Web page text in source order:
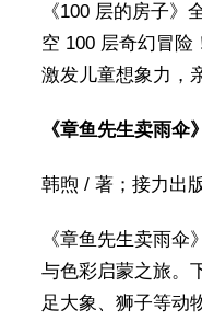
《100 层的房子》
空 100 层奇幻冒险
激发儿童想象力，
《章鱼先生卖雨伞》
韩煦 / 著；接力出
《章鱼先生卖雨
与色彩启蒙之旅。
足大象、狮子等动